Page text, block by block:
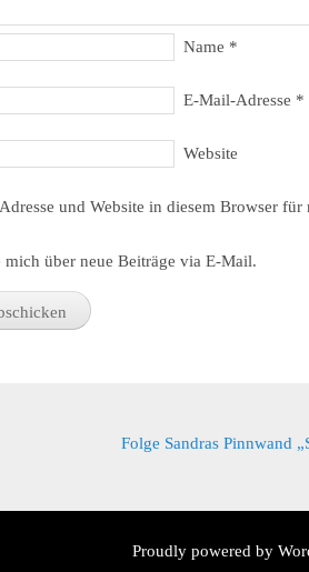
Name *
E-Mail-Adresse *
Website
und Website in diesem Browser
mich über neue Beiträge via E-Mail.
Folge Sandras Pinnwand
Proudly powered by